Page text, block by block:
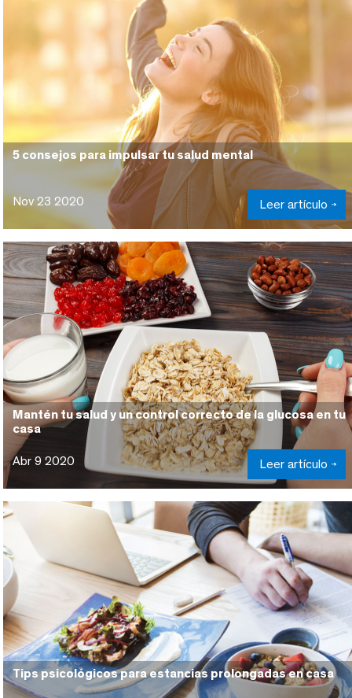
5 consejos para impulsar tu salud mental
Nov 23 2020 Leer artículo
Mantén tu salud y un control correcto de la glucosa en tu
casa
Abr 9 2020 Leer artículo
Tips psicológicos para estancias prolongadas en casa